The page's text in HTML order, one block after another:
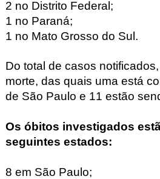
2 no Distrito Federal;
1 no Paraná;
1 no Mato Grosso do Sul.
Do total de casos
morte, das quais uma está
de São Paulo e 11 estão
Os óbitos investigados
seguintes estados:
8 em São Paulo;